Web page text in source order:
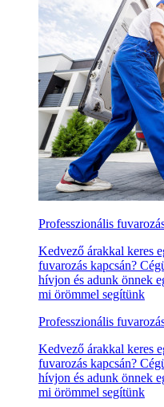
Professzionális
Kedvező árakkal keres
fuvarozás kapcsán?
hívjon és adunk önnek
mi örömmel segítünk
Professzionális
Kedvező árakkal keres
fuvarozás kapcsán?
hívjon és adunk önnek
mi örömmel segítünk